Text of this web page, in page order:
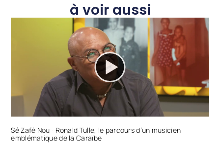
à voir aussi
Sé Zafè Nou : Ronald Tulle, le parcours d’un musicien
emblématique de la Caraïbe